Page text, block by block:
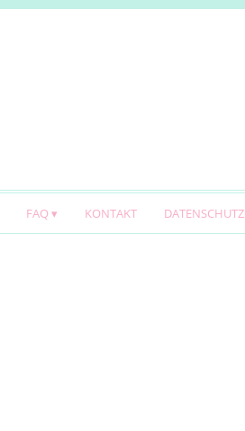
FAQ KONTAKT DATENSCHUTZ